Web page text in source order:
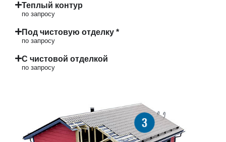
Теплый контур
по запросу
Под чистовую отделку *
по запросу
С чистовой отделкой
по запросу
3